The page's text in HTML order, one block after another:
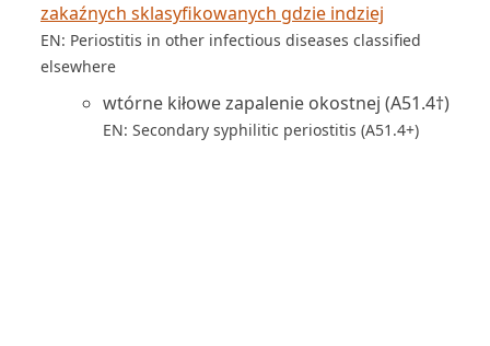
zakaźnych sklasyfikowanych gdzie indziej
EN: Periostitis in other infectious diseases classified
elsewhere
wtórne kiłowe zapalenie okostnej (A51.4†)
EN: Secondary syphilitic periostitis (A51.4+)